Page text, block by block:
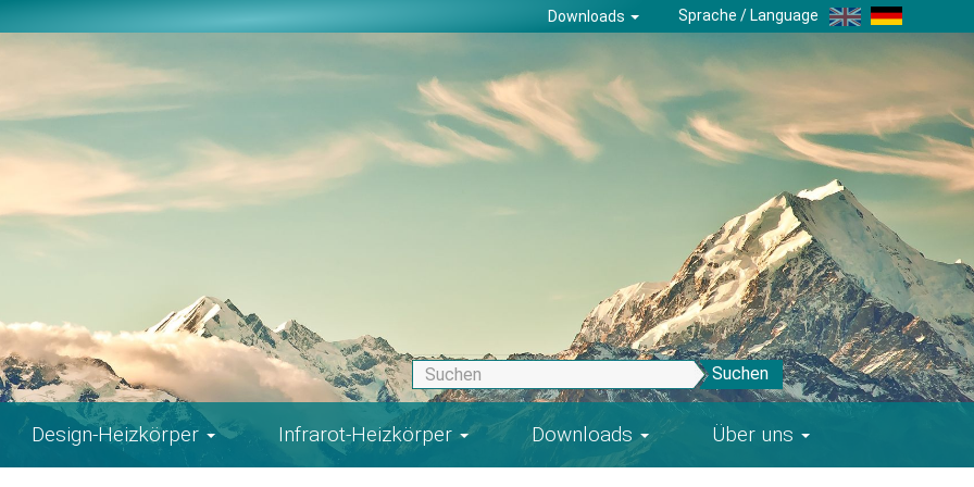
Downloads Sprache / Language
Suchen
Design-Heizkörper Infrarot-Heizkörper Downloads Über uns